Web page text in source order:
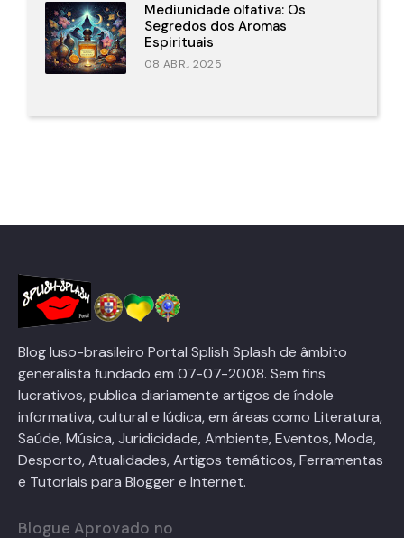
Mediunidade olfativa: Os
Segredos dos Aromas
Espirituais
08 ABR., 2025
Blog luso-brasileiro Portal Splish Splash de âmbito
generalista fundado em 07-07-2008. Sem fins
lucrativos, publica diariamente artigos de índole
informativa, cultural e lúdica, em áreas como Literatura,
Saúde, Música, Juridicidade, Ambiente, Eventos, Moda,
Desporto, Atualidades, Artigos temáticos, Ferramentas
e Tutoriais para Blogger e Internet.
Blogue Aprovado no